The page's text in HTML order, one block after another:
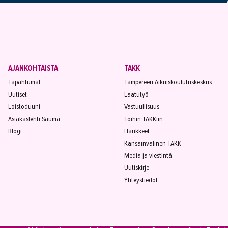
AJANKOHTAISTA
Tapahtumat
Uutiset
Loistoduuni
Asiakaslehti Sauma
Blogi
TAKK
Tampereen Aikuiskoulutuskeskus
Laatutyö
Vastuullisuus
Töihin TAKKiin
Hankkeet
Kansainvälinen TAKK
Media ja viestintä
Uutiskirje
Yhteystiedot